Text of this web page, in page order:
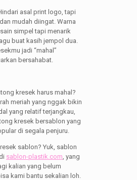
asal print logo, tapi
mudah diingat. Warna
simpel tapi menarik
buat kasih jempol dua.
jadi “mahal”
bersahabat.
kresek harus mahal?
meriah yang nggak bikin
yang relatif terjangkau,
kresek bersablon yang
di segala penjuru.
sablon? Yuk, sablon
sablon-plastik.com , yang
kalian yang belum
kami bantu sekalian loh.